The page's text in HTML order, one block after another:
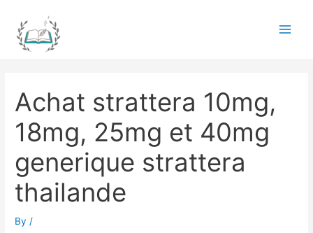
content
Achat strattera 10mg,
18mg, 25mg et 40mg
generique strattera
thailande
By /